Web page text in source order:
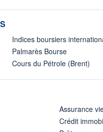
Indices boursiers
Palmarès Bourse
Cours du Pétrole (Brent)
Assurance
Crédit